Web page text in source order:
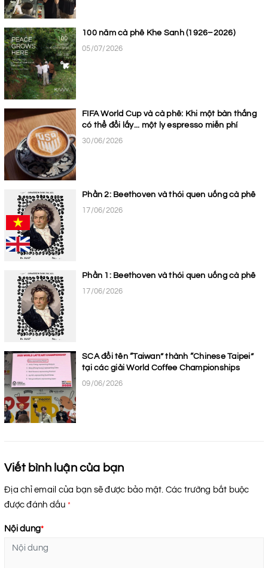
100 năm cà phê Khe Sanh (1926–2026)
05/07/2026
FIFA World Cup và cà phê: Khi một bàn thắng
có thể đổi lấy... một ly espresso miễn phí
30/06/2026
Phần 2: Beethoven và thói quen uống cà phê
17/06/2026
Phần 1: Beethoven và thói quen uống cà phê
17/06/2026
SCA đổi tên “Taiwan” thành “Chinese Taipei”
tại các giải World Coffee Championships
09/06/2026
Viết bình luận của bạn
Địa chỉ email của bạn sẽ được bảo mật. Các trường bắt buộc
được đánh dấu *
Nội dung*